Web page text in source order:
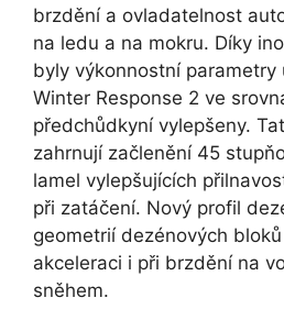
brzdění a ovladatelnost
na ledu a na mokru. Díky
byly výkonnostní parametry
Winter Response 2 ve
předchůdkyní vylepšeny.
zahrnují začlenění 45
lamel vylepšujících
při zatáčení. Nový profil
geometrií dezénových
akceleraci i při brzdění na
sněhem.